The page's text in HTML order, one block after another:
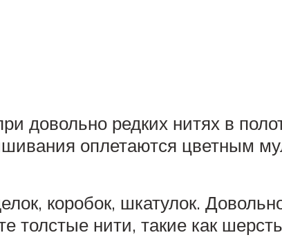
довольно редких нитях в
оплетаются цветным
коробок, шкатулок.
толстые нити, такие как